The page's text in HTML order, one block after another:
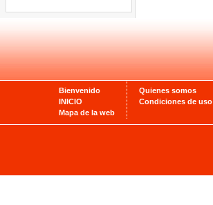
Bienvenido
INICIO
Mapa de la web
Quienes somos
Condiciones de uso